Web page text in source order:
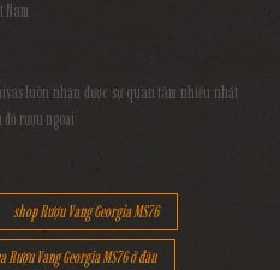
Nam
luôn nhận được sự quan tâm nhiều nhất
rượu ngoại
shop Rượu Vang Georgia MS76
Rượu Vang Georgia MS76 ở đâu